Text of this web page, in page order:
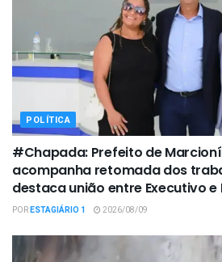
POLÍTICA
#Chapada: Prefeito de
acompanha retomada dos
destaca união entre Executivo e
PORESTAGIÁRIO 1 2026/08/09